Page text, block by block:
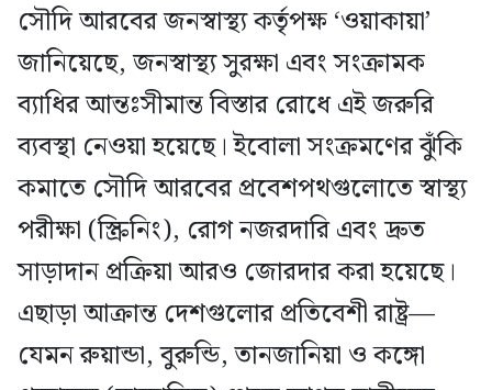
সৌদি আরবের জনস্বাস্থ্য কর্তৃপক্ষ ‘ওয়াকায়া’
জানিয়েছে, জনস্বাস্থ্য সুরক্ষা এবং সংক্রামক
ব্যাধির আন্তঃসীমান্ত বিস্তার রোধে এই জরুরি
ব্যবস্থা নেওয়া হয়েছে। ইবোলা সংক্রমণের ঝুঁকি
কমাতে সৌদি আরবের প্রবেশপথগুলোতে স্বাস্থ্য
পরীক্ষা (স্ক্রিনিং), রোগ নজরদারি এবং দ্রুত
সাড়াদান প্রক্রিয়া আরও জোরদার করা হয়েছে।
এছাড়া আক্রান্ত দেশগুলোর প্রতিবেশী রাষ্ট্র—
যেমন রুয়ান্ডা, বুরুন্ডি, তানজানিয়া ও কঙ্গো